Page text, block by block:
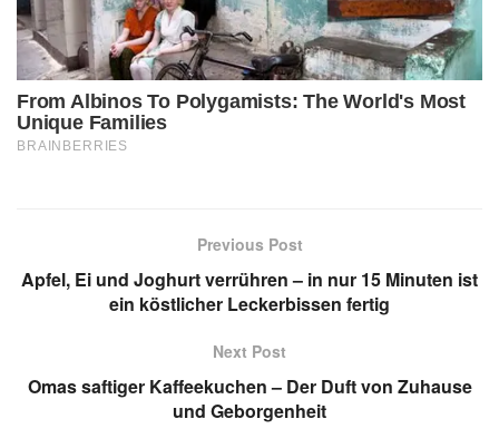
Previous Post
Apfel, Ei und Joghurt verrühren – in nur 15 Minuten ist
ein köstlicher Leckerbissen fertig
Next Post
Omas saftiger Kaffeekuchen – Der Duft von Zuhause
und Geborgenheit